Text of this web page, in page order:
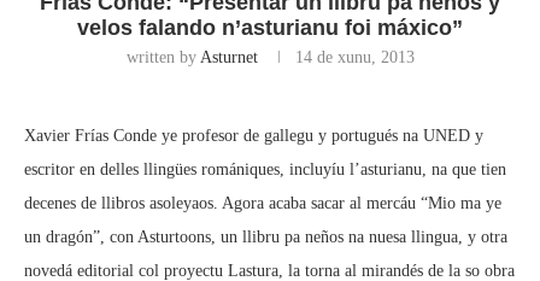
velos falando n’asturianu foi máxico”
written by Asturnet 14 de xunu, 2013
Xavier Frías Conde ye profesor de gallegu y portugués na UNED y
escritor en delles llingües romániques, incluyíu l’asturianu, na que tien
decenes de llibros asoleyaos. Agora acaba sacar al mercáu “Mio ma ye
un dragón”, con Asturtoons, un llibru pa neños na nuesa llingua, y otra
novedá editorial col proyectu Lastura, la torna al mirandés de la so obra